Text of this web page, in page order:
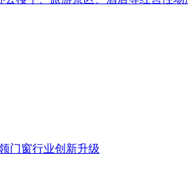
门窗行业创新升级